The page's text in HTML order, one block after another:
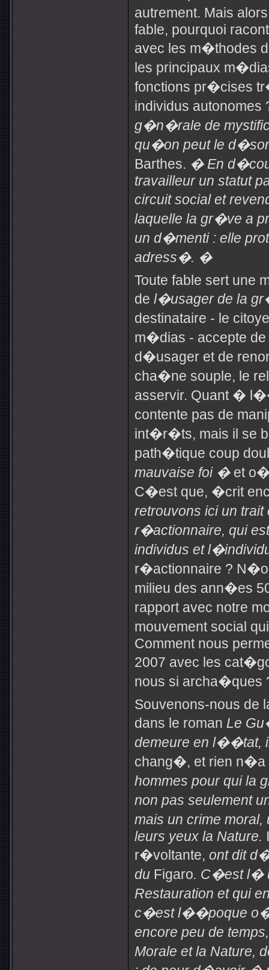
autrement. Mais
fable, pourquoi
avec les m�thodes
les principaux
fonctions pr�cises
individus autonomes
g�n�rale de
qu�on peut le
Barthes. � En
travailleur un statut
circuit social et
laquelle la gr�ve a
un d�menti : elle
adress�. �
Toute fable sert une
de l�usager de la
destinataire - le
m�dias - accepte
d�usager et de
cha�ne souple, le
asservir. Quant �
contente pas de
int�r�ts, mais il se
path�tique coup
mauvaise foi �et o�
C�est que, �crit
retrouvons ici un
r�actionnaire, qui
individus et
r�actionnaire ?
milieu des ann�es
rapport avec notre
mouvement social
Comment nous
2007 avec les
nous si archa�ques
Souvenons-nous de
dans le roman Le
demeure en l��tat,
chang�, et rien
hommes pour qui la
non pas seulement
mais un crime
leurs yeux la Nature.
r�voltante, ont dit
du Figaro. C�est l�
Restauration et qui
c�est l��poque o�
encore peu de
Morale et la Nature,